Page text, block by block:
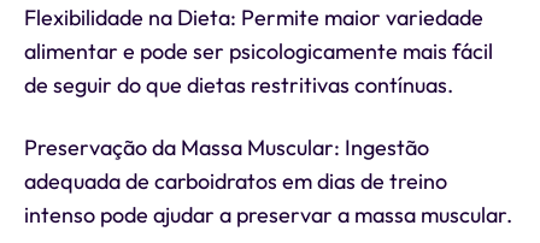
Flexibilidade na Dieta: Permite maior variedade
alimentar e pode ser psicologicamente mais fácil
de seguir do que dietas restritivas contínuas.
Preservação da Massa Muscular: Ingestão
adequada de carboidratos em dias de treino
intenso pode ajudar a preservar a massa muscular.